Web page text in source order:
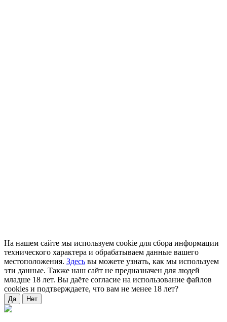
На нашем сайте мы используем cookie для сбора информации
технического характера и обрабатываем данные вашего
местоположения. Здесь вы можете узнать, как мы используем
эти данные. Также наш сайт не предназначен для людей
младше 18 лет. Вы даёте согласие на использование файлов
cookies и подтверждаете, что вам не менее 18 лет?
Да Нет